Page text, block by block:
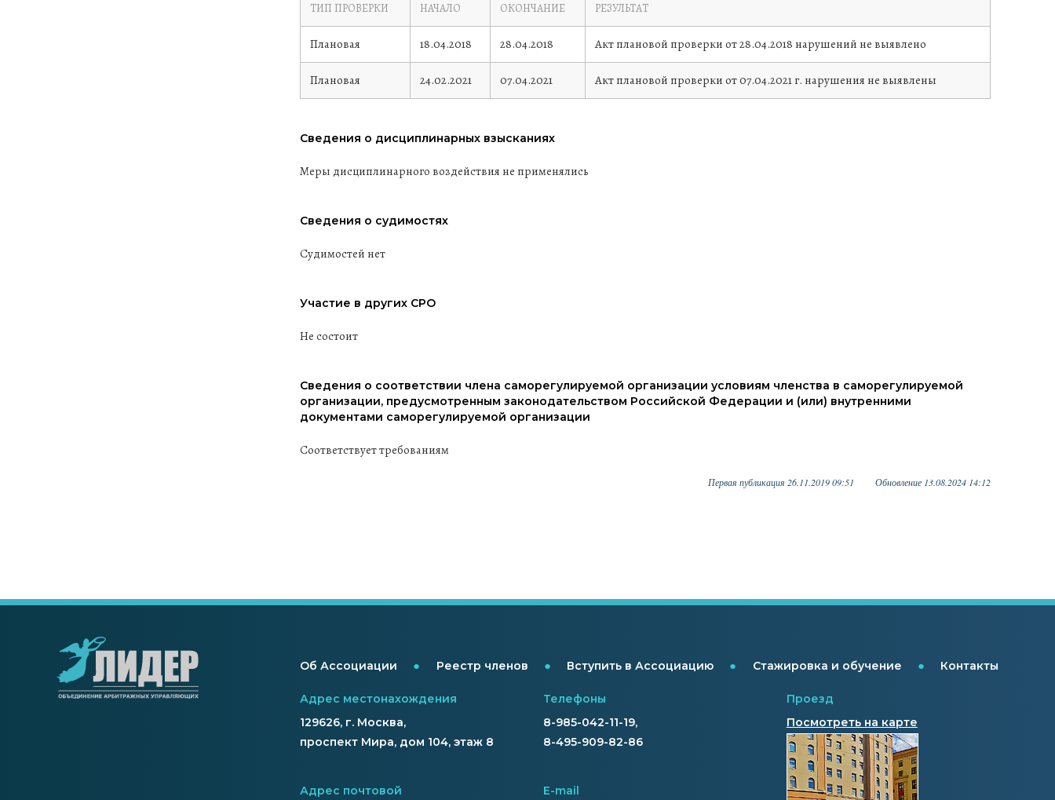
ТИП ПРОВЕРКИ НАЧАЛО ОКОНЧАНИЕ РЕЗУЛЬТАТ
Плановая 18.04.2018 28.04.2018 Акт плановой проверки от 28.04.2018 нарушений не выявлено
Плановая 24.02.2021 07.04.2021 Акт плановой проверки от 07.04.2021 г. нарушения не выявлены
Сведения о дисциплинарных взысканиях
Меры дисциплинарного воздействия не применялись
Сведения о судимостях
Судимостей нет
Участие в других СРО
Не состоит
Сведения о соответствии члена саморегулируемой организации условиям членства в саморегулируемой
организации, предусмотренным законодательством Российской Федерации и (или) внутренними
документами саморегулируемой организации
Соответствует требованиям
Первая публикация 26.11.2019 09:51 Обновление 13.08.2024 14:12
Об Ассоциации ● Реестр членов ● Вступить в Ассоциацию ● Стажировка и обучение ● Контакты
Адрес местонахождения
129626, г. Москва,
проспект Мира, дом 104, этаж 8
Адрес почтовой
Телефоны
8-985-042-11-19,
8-495-909-82-86
E-mail
Проезд
Посмотреть на карте